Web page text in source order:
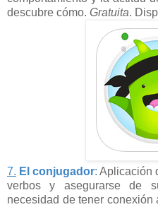
descubre cómo. Gratuita.
7. El conjugador: Aplicación
verbos y asegurarse de
necesidad de tener conexión